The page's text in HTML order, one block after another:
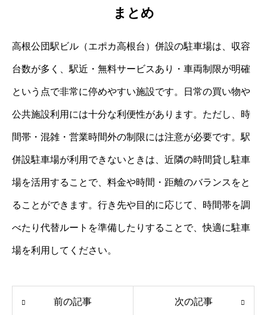
まとめ
高根公団駅ビル（エポカ高根台）併設の駐車場は、収容
台数が多く、駅近・無料サービスあり・車両制限が明確
という点で非常に停めやすい施設です。日常の買い物や
公共施設利用には十分な利便性があります。ただし、時
間帯・混雑・営業時間外の制限には注意が必要です。駅
併設駐車場が利用できないときは、近隣の時間貸し駐車
場を活用することで、料金や時間・距離のバランスをと
ることができます。行き先や目的に応じて、時間帯を調
べたり代替ルートを準備したりすることで、快適に駐車
場を利用してください。
前の記事 次の記事